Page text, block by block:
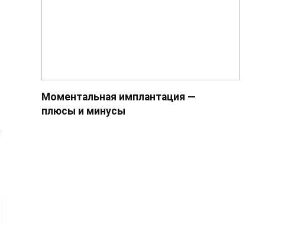
Моментальная имплантация —
плюсы и минусы